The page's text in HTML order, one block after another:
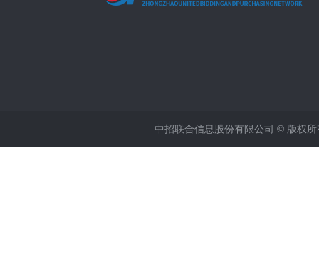
中招联合信息股份有限公司 © 版权